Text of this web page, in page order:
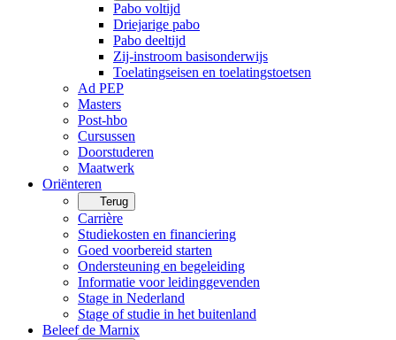
Pabo voltijd
Driejarige pabo
Pabo deeltijd
Zij-instroom basisonderwijs
Toelatingseisen en toelatingstoetsen
Ad PEP
Masters
Post-hbo
Cursussen
Doorstuderen
Maatwerk
Oriënteren
Terug
Carrière
Studiekosten en financiering
Goed voorbereid starten
Ondersteuning en begeleiding
Informatie voor leidinggevenden
Stage in Nederland
Stage of studie in het buitenland
Beleef de Marnix